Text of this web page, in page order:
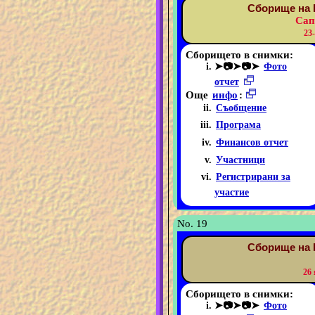
Сборище на
Сборището в снимки:
➤📷➤📷➤ Фото
отчет
Още инфо :
Съобщение
Програма
Финансов отчет
Участници
Регистрирани за
участие
No. 19
Сборище на
26
Сборището в снимки:
➤📷➤📷➤ Фото